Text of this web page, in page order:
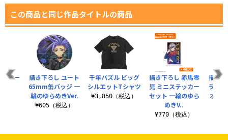
この商品と同じ作品タイトルの商品
千年パズル ビッグ
シルエットTシャツ
¥3,850（税込）
描き下ろし 赤馬零
児 ミニステッカー
セット 一輪のゆら
めきV..
¥770（税込）
描き
ラ
オフ
パー
描き下ろし ユート
65mm缶バッジ 一
輪のゆらめきVer.
¥605（税込）